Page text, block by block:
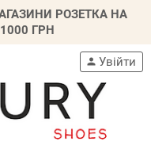
РОЗЕТКА НА
ГРН
person Увійти